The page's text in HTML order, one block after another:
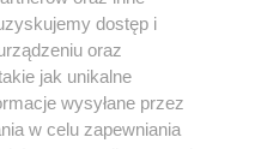
może być powielany i
w jakikolwiek sposób (w
na jakimkolwiek polu
z umieszczaniem w
praw. Jakiekolwiek użycie lub
części z naruszeniem prawa,
pod groźbą kary i może być
dostęp i
oraz
jak unikalne
wysyłane przez
w celu zapewniania